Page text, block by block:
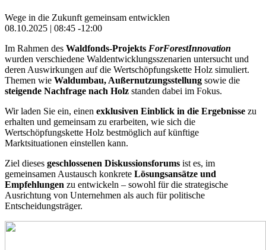
Wege in die Zukunft gemeinsam entwicklen
08.10.2025 | 08:45 -12:00
Im Rahmen des Waldfonds-Projekts ForForestInnovation
wurden verschiedene Waldentwicklungsszenarien untersucht und
deren Auswirkungen auf die Wertschöpfungskette Holz simuliert.
Themen wie Waldumbau, Außernutzungsstellung sowie die
steigende Nachfrage nach Holz standen dabei im Fokus.
Wir laden Sie ein, einen exklusiven Einblick in die Ergebnisse zu
erhalten und gemeinsam zu erarbeiten, wie sich die
Wertschöpfungskette Holz bestmöglich auf künftige
Marktsituationen einstellen kann.
Ziel dieses geschlossenen Diskussionsforums ist es, im
gemeinsamen Austausch konkrete Lösungsansätze und
Empfehlungen zu entwickeln – sowohl für die strategische
Ausrichtung von Unternehmen als auch für politische
Entscheidungsträger.